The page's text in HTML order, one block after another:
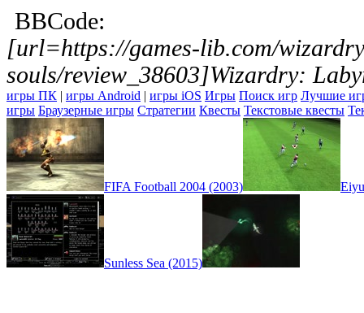
BBCode:
[url=https://games-lib.com/
souls/review_38603]Wizardry:
игры ПК | игры Android | игры iOS Игры Поиск игр Лучшие
игры Браузерные игры Стратегии Квесты Текстовые квесты
FIFA Football 2004 (2003)
Sunless Sea (2015)